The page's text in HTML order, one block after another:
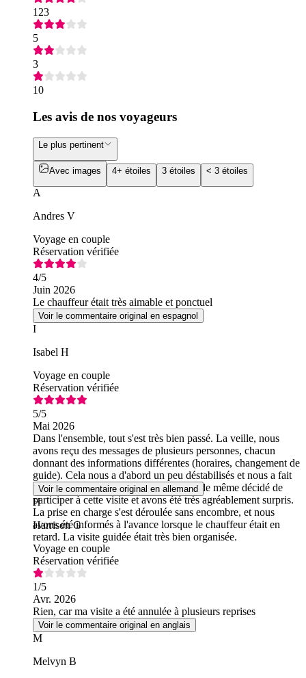
123
5
3
10
Les avis de nos voyageurs
Le plus pertinent
Avec images 4+ étoiles 3 étoiles < 3 étoiles
A
Andres V
Voyage en couple
Réservation vérifiée
4/5
Juin 2026
Le chauffeur était très aimable et ponctuel
Voir le commentaire original en espagnol
I
Isabel H
Voyage en couple
Réservation vérifiée
5/5
Mai 2026
Dans l'ensemble, tout s'est très bien passé. La veille, nous
avons reçu des messages de plusieurs personnes, chacun
donnant des informations différentes (horaires, changement de
guide). Cela nous a d'abord un peu déstabilisés et nous a fait
perdre du temps, mais nous avons tout de même décidé de
participer à cette visite et avons été très agréablement surpris.
La prise en charge s'est déroulée sans encombre, et nous
avons été informés à l'avance lorsque le chauffeur était en
retard. La visite guidée était très bien organisée.
Voir le commentaire original en allemand
H
Harrison G
Voyage en couple
Réservation vérifiée
1/5
Avr. 2026
Rien, car ma visite a été annulée à plusieurs reprises
Voir le commentaire original en anglais
M
Melvyn B